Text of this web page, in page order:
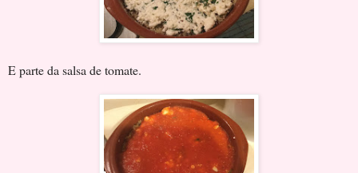
E parte da salsa de tomate.